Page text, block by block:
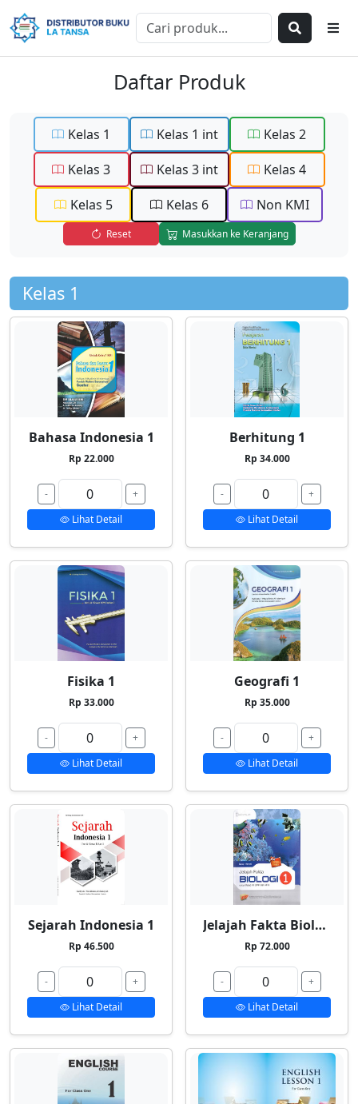
Daftar Produk
Kelas 1 Kelas 1 int
Kelas 2
Kelas 3
Kelas 3 int
Kelas 4
Kelas 5
Kelas 6 Non KMI
Reset Masukkan ke Keranjang
Kelas 1
Bahasa Indonesia 1
Rp 22.000
-
+
Lihat Detail
Berhitung 1
Rp 34.000
-
+
Lihat Detail
Fisika 1
Rp 33.000
-
+
Lihat Detail
Geografi 1
Rp 35.000
-
+
Lihat Detail
Sejarah Indonesia 1
Rp 46.500
-
+
Lihat Detail
Jelajah Fakta Biologi 1
Rp 72.000
-
+
Lihat Detail